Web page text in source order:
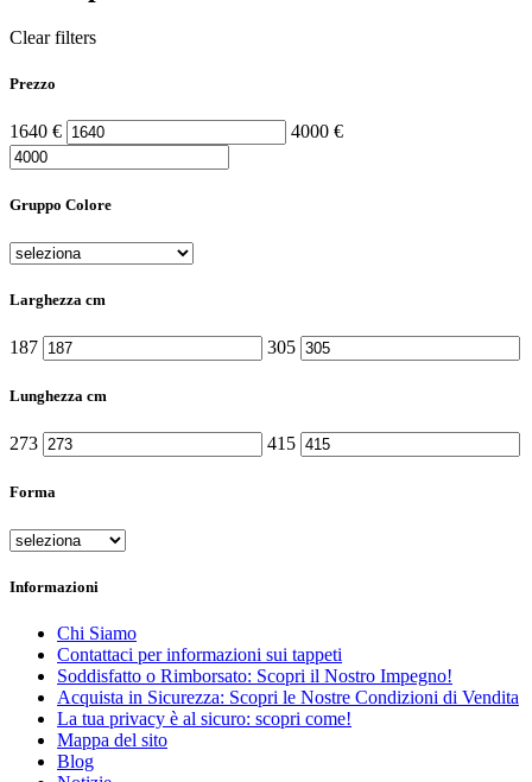
Clear filters
Prezzo
1640 € 4000 €
Gruppo Colore
Larghezza cm
187 305
Lunghezza cm
273 415
Forma
Informazioni
Chi Siamo
Contattaci per informazioni sui tappeti
Soddisfatto o Rimborsato: Scopri il Nostro Impegno!
Acquista in Sicurezza: Scopri le Nostre Condizioni di Vendita
La tua privacy è al sicuro: scopri come!
Mappa del sito
Blog